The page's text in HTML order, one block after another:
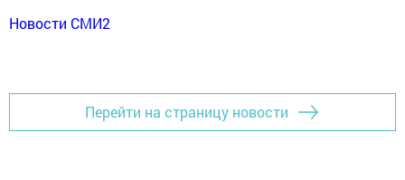
Новости СМИ2
Перейти на страницу новости